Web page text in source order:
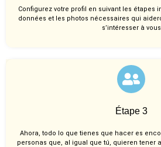
Configurez votre profil en suivant les étapes
données et les photos nécessaires qui
s’intéresser à vous
Étape 3
Ahora, todo lo que tienes que hacer es
personas que, al igual que tú, quieren tener